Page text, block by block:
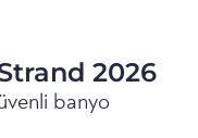
2026
banyo